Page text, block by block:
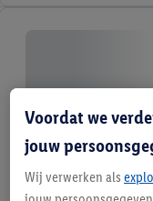
Voordat we
jouw
Wij verwerken als